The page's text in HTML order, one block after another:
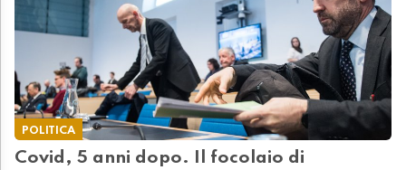
POLITICA
Covid, 5 anni dopo. Il focolaio di